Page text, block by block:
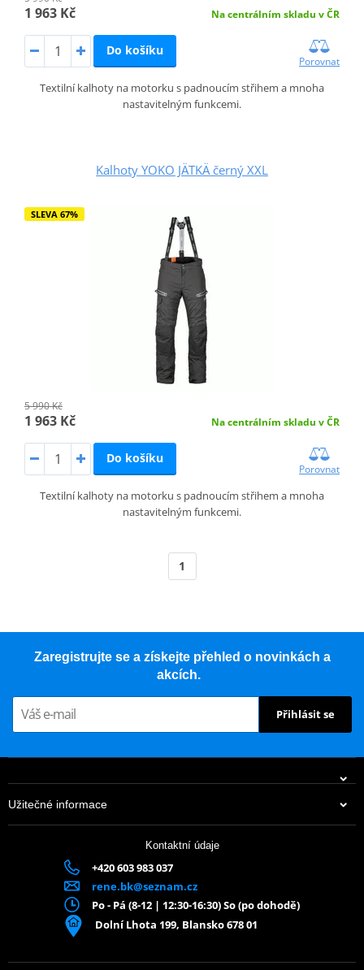
1 963 Kč Na centrálním skladu v ČR
Do košíku
Porovnat
Textilní kalhoty na motorku s padnoucím střihem a mnoha
nastavitelným funkcemi.
Kalhoty YOKO JÄTKÄ černý XXL
SLEVA 67%
5 990 Kč
1 963 Kč Na centrálním skladu v ČR
Do košíku
Porovnat
Textilní kalhoty na motorku s padnoucím střihem a mnoha
nastavitelným funkcemi.
1
Zaregistrujte se a získejte přehled o novinkách a
akcích.
Přihlásit se
Užitečné informace
Kontaktní údaje
+420 603 983 037
rene.bk@seznam.cz
Po - Pá (8-12 | 12:30-16:30) So (po dohodě)
Dolní Lhota 199, Blansko 678 01